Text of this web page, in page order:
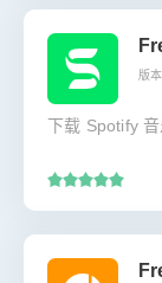
版
下载 Spotify 音